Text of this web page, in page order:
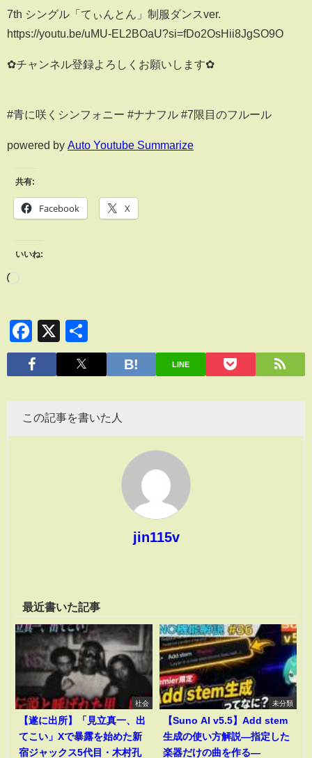
7th シングル「てぃんとん」制服ダンスver.
https://youtu.be/uMU-EL2BOaU?si=fDo2OsHii8JgSO9O
✿チャンネル登録よろしくお願いします✿
#青に咲くシンフォニー #ナナフル #7限目のフルール
powered by Auto Youtube Summarize
共有:
Facebook X
いいね:
Facebook
X
有
LINE
この記事を書いた人
jin115v
最近書いた記事
社会
【遂に出所】「見立真一、出
てこい」Xで暴露を始めた新
宿ジャックス5代目・木村孔
未分類
【Suno AI v5.5】Add stem
生成の使い方解説―指定した
楽器だけの曲を作る―